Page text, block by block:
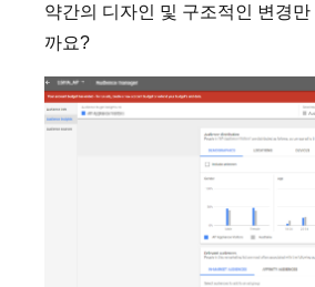
약간의 디자인 및 구조적인 변경
까요?